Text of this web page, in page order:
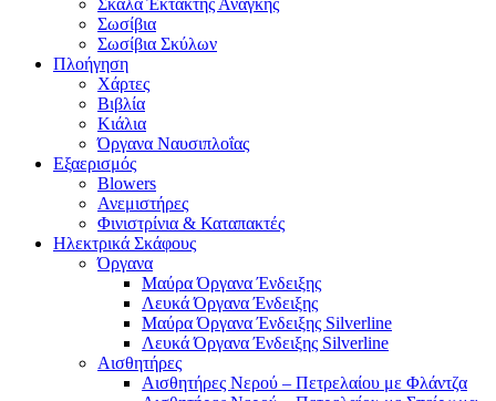
Σκάλα Έκτακτης Ανάγκης
Σωσίβια
Σωσίβια Σκύλων
Πλοήγηση
Χάρτες
Βιβλία
Κιάλια
Όργανα Ναυσιπλοΐας
Εξαερισμός
Blowers
Ανεμιστήρες
Φινιστρίνια & Καταπακτές
Ηλεκτρικά Σκάφους
Όργανα
Μαύρα Όργανα Ένδειξης
Λευκά Όργανα Ένδειξης
Μαύρα Όργανα Ένδειξης Silverline
Λευκά Όργανα Ένδειξης Silverline
Αισθητήρες
Αισθητήρες Νερού – Πετρελαίου με Φλάντζα